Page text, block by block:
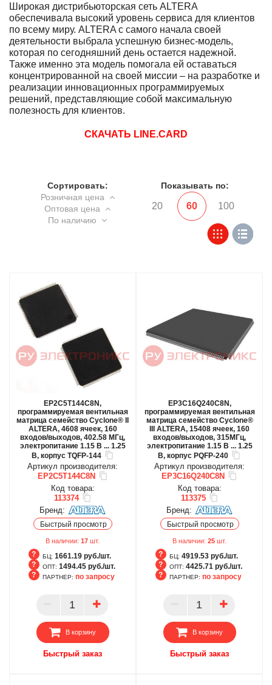
Широкая дистрибьюторская сеть ALTERA
обеспечивала высокий уровень сервиса для клиентов
по всему миру. ALTERA с самого начала своей
деятельности выбрала успешную бизнес-модель,
которая по сегодняшний день остается надежной.
Также именно эта модель помогала ей оставаться
концентрированной на своей миссии – на разработке и
реализации инновационных программируемых
решений, представляющие собой максимальную
полезность для клиентов.
СКАЧАТЬ LINE.CARD
Сортировать:
Розничная цена
Оптовая цена
По наличию
Показывать по:
20 60 100
EP2C5T144C8N,
программируемая вентильная
матрица семейство Cyclone® II
ALTERA, 4608 ячеек, 160
входов/выходов, 402.58 МГц,
электропитание 1.15 В ... 1.25
В, корпус TQFP-144
Артикул производителя:
EP2C5T144C8N
Код товара:
113374
Бренд:
Быстрый просмотр
В наличии: 17 шт.
БЦ: 1661.19 руб./шт.
ОПТ: 1494.45 руб./шт.
ПАРТНЕР
ПАРТНЕР: по запросу
В корзину
Быстрый заказ
EP3C16Q240C8N,
программируемая вентильная
матрица семейство Cyclone®
III ALTERA, 15408 ячеек, 160
входов/выходов, 315МГц,
электропитание 1.15 В ... 1.25
В, корпус PQFP-240
Артикул производителя:
EP3C16Q240C8N
Код товара:
113375
Бренд:
Быстрый просмотр
В наличии: 25 шт.
БЦ: 4919.53 руб./шт.
ОПТ: 4425.71 руб./шт.
ПАРТНЕР
ПАРТНЕР: по запросу
В корзину
Быстрый заказ